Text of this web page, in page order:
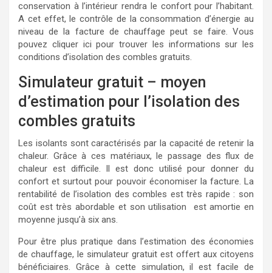
conservation à l’intérieur rendra le confort pour l’habitant.
A cet effet, le contrôle de la consommation d’énergie au
niveau de la facture de chauffage peut se faire. Vous
pouvez cliquer ici pour trouver les informations sur les
conditions d’isolation des combles gratuits.
Simulateur gratuit – moyen
d’estimation pour l’isolation des
combles gratuits
Les isolants sont caractérisés par la capacité de retenir la
chaleur. Grâce à ces matériaux, le passage des flux de
chaleur est difficile. Il est donc utilisé pour donner du
confort et surtout pour pouvoir économiser la facture. La
rentabilité de l’isolation des combles est très rapide : son
coût est très abordable et son utilisation est amortie en
moyenne jusqu’à six ans.
Pour être plus pratique dans l’estimation des économies
de chauffage, le simulateur gratuit est offert aux citoyens
bénéficiaires. Grâce à cette simulation, il est facile de